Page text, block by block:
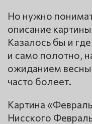
Но нужно
описание
Казалось бы и
и само полотно,
ожиданием
часто болеет.
Картина
Нисского